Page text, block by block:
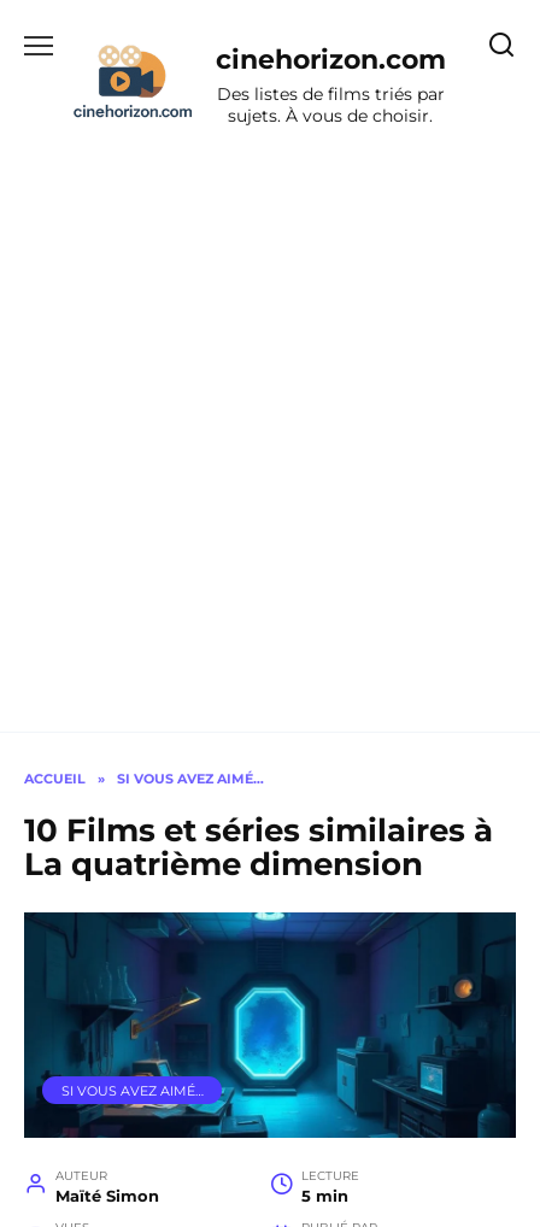
cinehorizon.com
Des listes de films triés par
sujets. À vous de choisir.
ACCUEIL » SI VOUS AVEZ AIMÉ…
10 Films et séries similaires à
La quatrième dimension
SI VOUS AVEZ AIMÉ…
AUTEUR
Maïté Simon
LECTURE
5 min